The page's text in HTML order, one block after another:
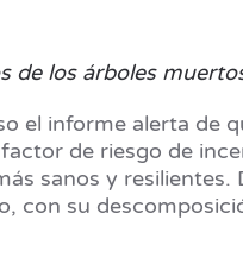
de los árboles
el informe alerta de
de riesgo de
sanos y
con su